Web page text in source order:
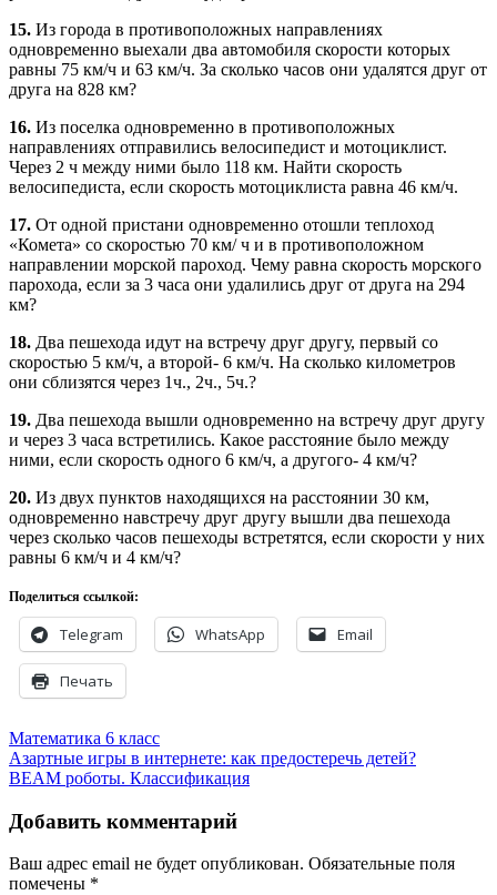
15. Из города в противоположных направлениях
одновременно выехали два автомобиля скорости которых
равны 75 км/ч и 63 км/ч. За сколько часов они удалятся друг от
друга на 828 км?
16. Из поселка одновременно в противоположных
направлениях отправились велосипедист и мотоциклист.
Через 2 ч между ними было 118 км. Найти скорость
велосипедиста, если скорость мотоциклиста равна 46 км/ч.
17. От одной пристани одновременно отошли теплоход
«Комета» со скоростью 70 км/ ч и в противоположном
направлении морской пароход. Чему равна скорость морского
парохода, если за 3 часа они удалились друг от друга на 294
км?
18. Два пешехода идут на встречу друг другу, первый со
скоростью 5 км/ч, а второй- 6 км/ч. На сколько километров
они сблизятся через 1ч., 2ч., 5ч.?
19. Два пешехода вышли одновременно на встречу друг другу
и через 3 часа встретились. Какое расстояние было между
ними, если скорость одного 6 км/ч, а другого- 4 км/ч?
20. Из двух пунктов находящихся на расстоянии 30 км,
одновременно навстречу друг другу вышли два пешехода
через сколько часов пешеходы встретятся, если скорости у них
равны 6 км/ч и 4 км/ч?
Поделиться ссылкой:
Telegram WhatsApp Email
Печать
Математика 6 класс
Навигация
по
записям
Азартные игры в интернете: как предостеречь детей?
BEAM роботы. Классификация
Добавить комментарий
Ваш адрес email не будет опубликован. Обязательные поля
помечены *